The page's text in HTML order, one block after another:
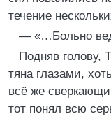
течение
— «…Больно
Подняв голову,
тяна глазами,
всё же
тот понял всю